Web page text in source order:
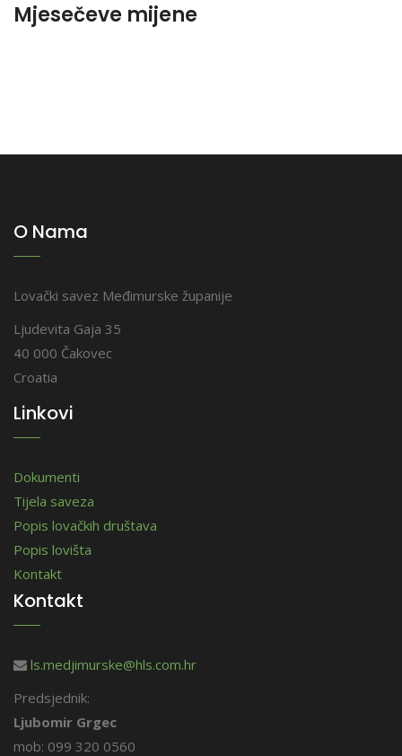
Mjesečeve mijene
O Nama
Lovački savez Međimurske županije
Ljudevita Gaja 35
40 000 Čakovec
Croatia
Linkovi
Dokumenti
Tijela saveza
Popis lovačkih društava
Popis lovišta
Kontakt
Kontakt
ls.medjimurske@hls.com.hr
Predsjednik:
Ljubomir Grgec
mob: 099 320 0560